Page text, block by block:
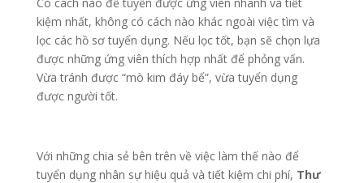
kiệm nhất, không có cách nào khác ngoài việc tìm và
lọc các hồ sơ tuyển dụng. Nếu lọc tốt, bạn sẽ chọn lựa
được những ứng viên thích hợp nhất để phỏng vấn.
Vừa tránh được “mò kim đáy bể”, vừa tuyển dụng
được người tốt.
Với những chia sẻ bên trên về việc làm thế nào để
tuyển dụng nhân sự hiệu quả và tiết kiệm chi phí, Thư